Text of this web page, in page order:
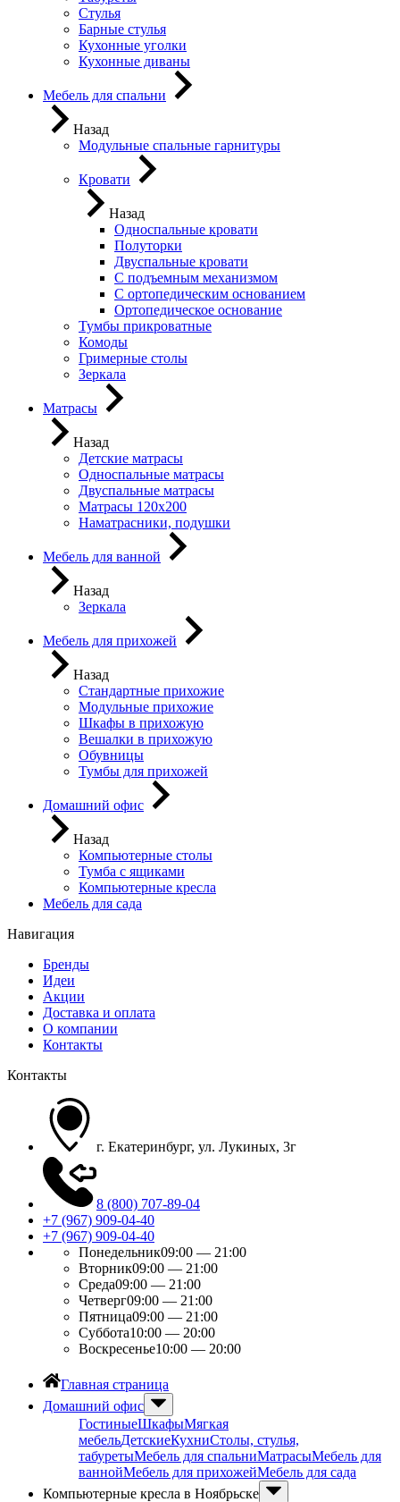
Стулья
Барные стулья
Кухонные уголки
Кухонные диваны
Мебель для спальни
Назад
Модульные спальные гарнитуры
Кровати
Назад
Односпальные кровати
Полуторки
Двуспальные кровати
С подъемным механизмом
С ортопедическим основанием
Ортопедическое основание
Тумбы прикроватные
Комоды
Гримерные столы
Зеркала
Матрасы
Назад
Детские матрасы
Односпальные матрасы
Двуспальные матрасы
Матрасы 120х200
Наматрасники, подушки
Мебель для ванной
Назад
Зеркала
Мебель для прихожей
Назад
Стандартные прихожие
Модульные прихожие
Шкафы в прихожую
Вешалки в прихожую
Обувницы
Тумбы для прихожей
Домашний офис
Назад
Компьютерные столы
Тумба с ящиками
Компьютерные кресла
Мебель для сада
Навигация
Бренды
Идеи
Акции
Доставка и оплата
О компании
Контакты
Контакты
г. Екатеринбург, ул. Лукиных, 3г
8 (800) 707-89-04
+7 (967) 909-04-40
+7 (967) 909-04-40
Понедельник09:00 — 21:00
Вторник09:00 — 21:00
Среда09:00 — 21:00
Четверг09:00 — 21:00
Пятница09:00 — 21:00
Суббота10:00 — 20:00
Воскресенье10:00 — 20:00
Главная страница
Домашний офис
ГостиныеШкафыМягкая
мебельДетскиеКухниСтолы, стулья,
табуретыМебель для спальниМатрасыМебель для
ваннойМебель для прихожейМебель для сада
Компьютерные кресла в Ноябрьске